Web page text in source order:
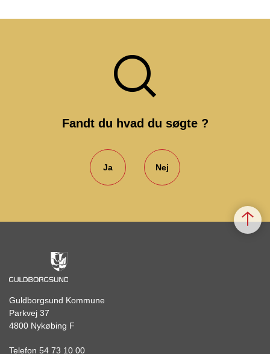
Fandt du hvad du søgte ?
Ja Nej
Guldborgsund Kommune
Parkvej 37
4800 Nykøbing F
Telefon 54 73 10 00